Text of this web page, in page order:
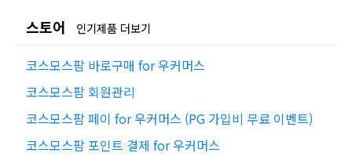
스토어 인기제품 더보기
코스모스팜 바로구매 for 우커머스
코스모스팜 회원관리
코스모스팜 페이 for 우커머스 (PG 가입비 무료 이벤트)
코스모스팜 포인트 결제 for 우커머스